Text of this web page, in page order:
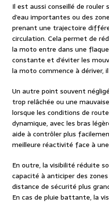
Il est aussi conseillé de rouler
d’eau importantes ou des
prenant une trajectoire
circulation. Cela permet de
la moto entre dans une
constante et d’éviter les
la moto commence à dériver,
Un autre point souvent
trop relâchée ou une
lorsque les conditions de
dynamique, avec les bras
aide à contrôler plus
meilleure réactivité face à
En outre, la visibilité réduite
capacité à anticiper des
distance de sécurité plus
En cas de pluie battante, la